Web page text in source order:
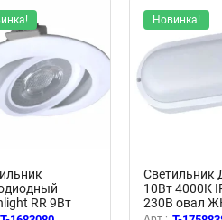
RR 9Вт
6400К
Новинка!
Светильник
10Вт 4000К
230В овал
настенно-